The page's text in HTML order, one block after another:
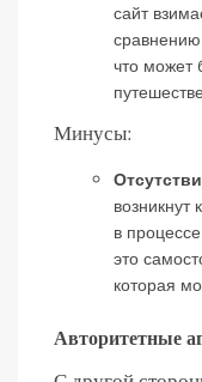
сайт
сравнению
что может
Минусы:
в
это
которая
Авторитетные